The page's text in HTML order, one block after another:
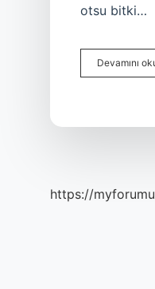
otsu bitki…
Devamını
https://